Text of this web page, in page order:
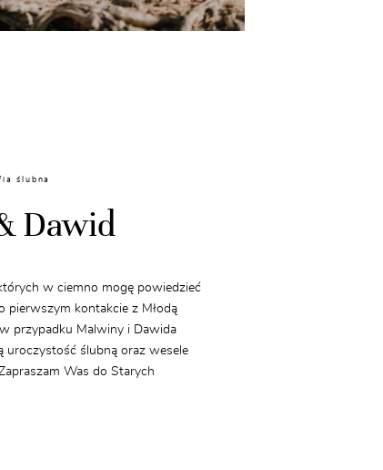
ślubna
Dawid
w ciemno mogę powiedzieć
pierwszym kontakcie z Młodą
przypadku Malwiny i Dawida
uroczystość ślubną oraz wesele
Was do Starych